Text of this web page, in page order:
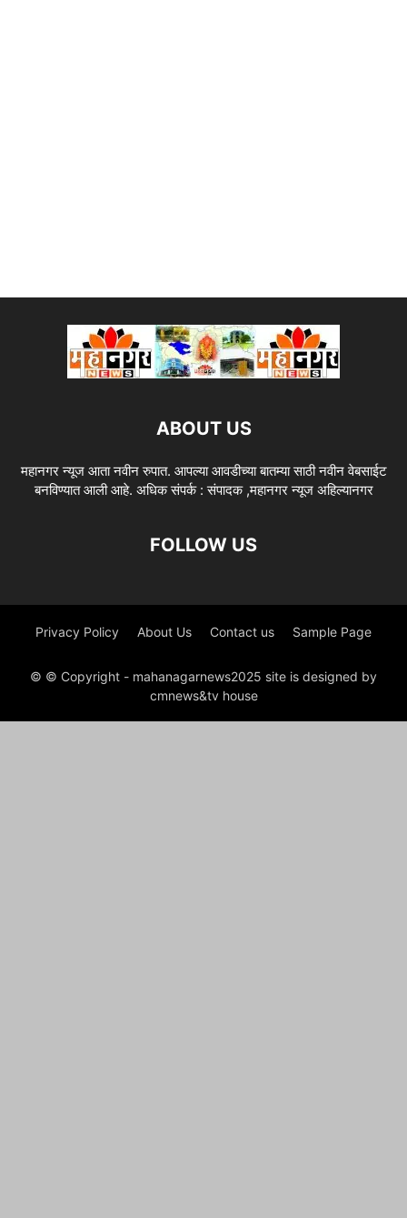
ABOUT US
महानगर न्यूज आता नवीन रुपात. आपल्या आवडीच्या बातम्या साठी नवीन वेबसाईट
बनविण्यात आली आहे. अधिक संपर्क : संपादक ,महानगर न्यूज अहिल्यानगर
FOLLOW US
Privacy Policy About Us Contact us Sample Page
© © Copyright - mahanagarnews2025 site is designed by
cmnews&tv house